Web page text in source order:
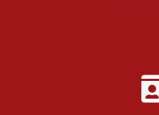
bisnis/kedinasan dan